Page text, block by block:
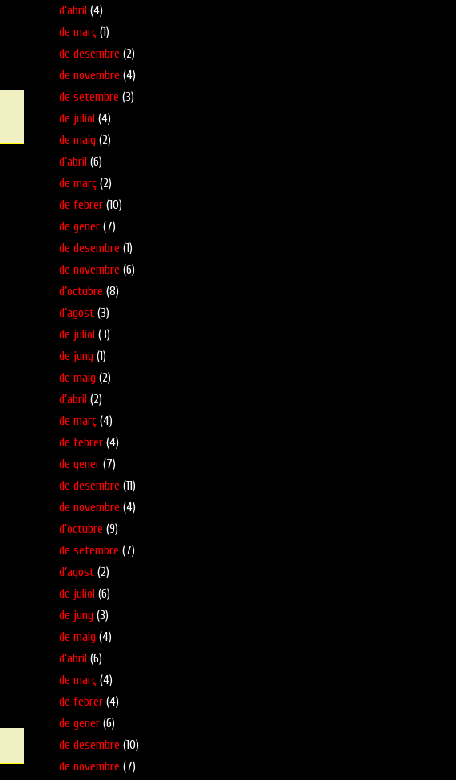
d’abril (4)
de març (1)
de desembre (2)
de novembre (4)
de setembre (3)
de juliol (4)
de maig (2)
d’abril (6)
de març (2)
de febrer (10)
de gener (7)
de desembre (1)
de novembre (6)
d’octubre (8)
d’agost (3)
de juliol (3)
de juny (1)
de maig (2)
d’abril (2)
de març (4)
de febrer (4)
de gener (7)
de desembre (11)
de novembre (4)
d’octubre (9)
de setembre (7)
d’agost (2)
de juliol (6)
de juny (3)
de maig (4)
d’abril (6)
de març (4)
de febrer (4)
de gener (6)
de desembre (10)
de novembre (7)